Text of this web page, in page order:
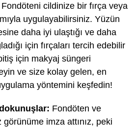
Fondöteni cildinize bir fırça veya
uygulayabilirsiniz. Yüzün
daha iyi ulaştığı ve daha
için fırçaları tercih edebilir
için makyaj süngeri
ve size kolay gelen, en
yöntemini keşfedin!
Fondöten ve
görünüme imza attınız, peki